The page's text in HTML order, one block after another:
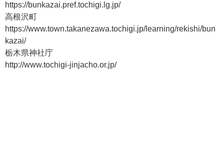
https://bunkazai.pref.tochigi.lg.jp/
高根沢町
https://www.town.takanezawa.tochigi.jp/learning/rekishi/bun
kazai/
栃木県神社庁
http://www.tochigi-jinjacho.or.jp/